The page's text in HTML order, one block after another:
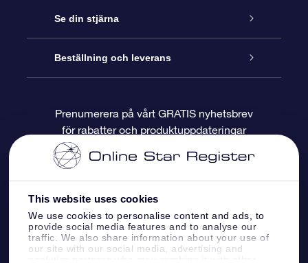
This website uses cookies
We use cookies to personalise content and ads, to
provide social media features and to analyse our
traffic. We also share information about your use of
our site with our social media, advertising and
Kontakta oss
Blogg
Recensioner
Online-Stjärngåva
OSR Gåvopaket
OSR Presentkort
Företagspresenter
Se din stjärna
Stjärnregiste
Personlig Stjärnsida
One Million Stars
OSR Starsaver
Fly me to the stars VR-app
Beställning och leverans
Betalningsinformation
Leveransinformation
Returpolicy
Konstellationerna
Prenumerera på vårt GRATIS nyhetsbrev
för rabatter och produktuppdateringar